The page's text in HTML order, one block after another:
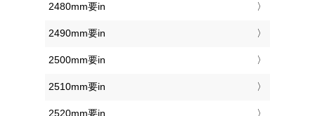
2480mm要in
2490mm要in
2500mm要in
2510mm要in
2520mm要in